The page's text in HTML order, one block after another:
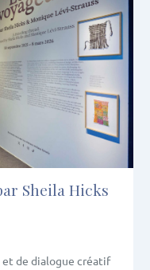
Sheila Hicks
et de dialogue créatif